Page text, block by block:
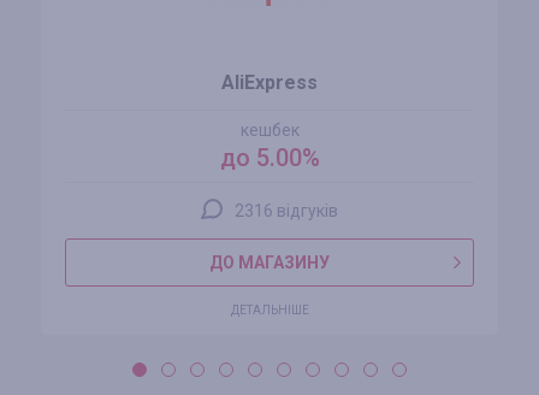
AliExpress
кешбек
до 5.00%
2316 відгуків
ДО МАГАЗИНУ
ДЕТАЛЬНІШЕ